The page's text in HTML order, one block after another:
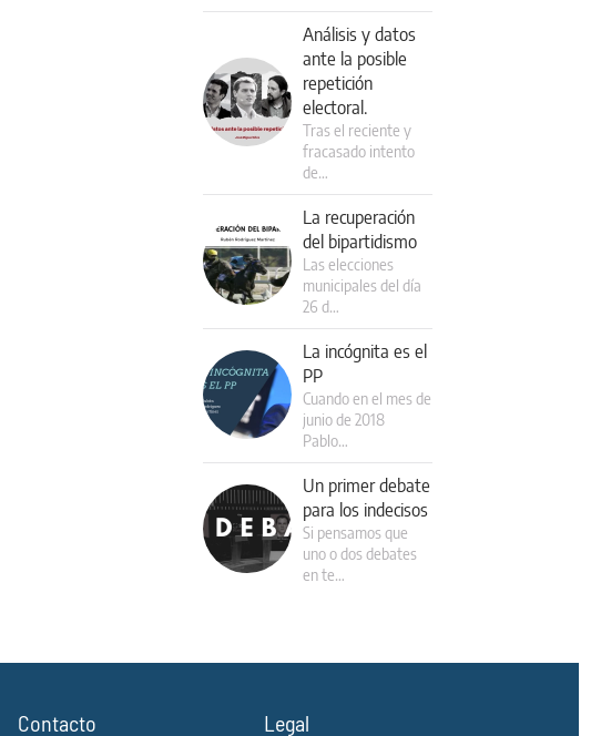
Análisis y datos
ante la posible
repetición
electoral.
Tras el reciente y
fracasado intento
de…
La recuperación
del bipartidismo
Las elecciones
municipales del día
26 d…
La incógnita es el
PP
Cuando en el mes de
junio de 2018
Pablo…
Un primer debate
para los indecisos
Si pensamos que
uno o dos debates
en te…
Contacto Legal